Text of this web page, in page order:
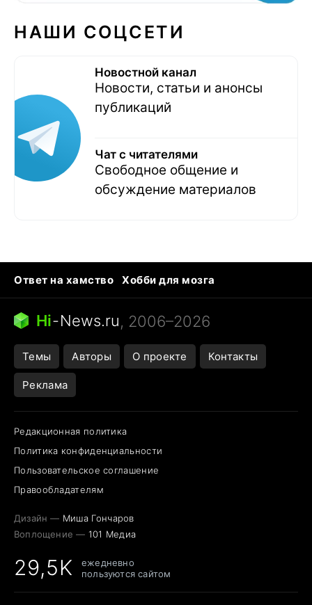
НАШИ СОЦСЕТИ
Новостной канал
Новости, статьи и анонсы
публикаций
Чат с читателями
Свободное общение и
обсуждение материалов
Ответ на хамство
Хобби для мозга
Бензин 100 и 95
Тунцы в океанариуме
Следующая пандемия
Hi-News.ru, 2006–2026
Темы Авторы О проекте Контакты
Реклама
Редакционная политика
Политика конфиденциальности
Пользовательское соглашение
Правообладателям
Дизайн — Миша Гончаров
Воплощение — 101 Медиа
29,5K
ежедневно
пользуются сайтом